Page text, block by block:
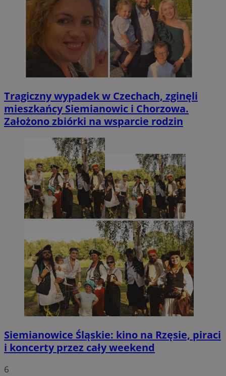
Tragiczny wypadek w Czechach, zginęli
mieszkańcy Siemianowic i Chorzowa.
Założono zbiórki na wsparcie rodzin
Siemianowice Śląskie: kino na Rzęsie, piraci
i koncerty przez cały weekend
6